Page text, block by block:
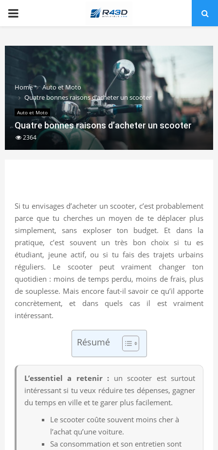
PRIMARY
Home
Auto et Moto
Quatre bonnes raisons d’acheter un scooter
Auto et Moto
Quatre bonnes raisons d’acheter un scooter
2364
Si tu envisages d’acheter un scooter, c’est probablement
parce que tu cherches un moyen de te déplacer plus
simplement, sans exploser ton budget. Et dans la
pratique, c’est souvent un très bon choix si tu es
étudiant, jeune actif, ou si tu fais des trajets urbains
réguliers. Le scooter peut vraiment changer ton
quotidien : moins de temps perdu, moins de frais, plus
de souplesse. Mais encore faut-il savoir ce qu’il apporte
concrètement, et dans quels cas il est vraiment
intéressant.
Résumé
L’essentiel a retenir : un scooter est surtout
intéressant si tu veux réduire tes dépenses, gagner
du temps en ville et te garer plus facilement.
Le scooter coûte souvent moins cher à
l’achat qu’une voiture.
Sa consommation et son entretien sont